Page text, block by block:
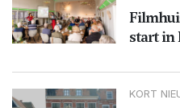
start in
KORT